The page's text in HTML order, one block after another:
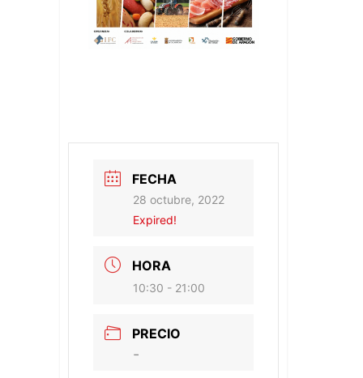
FECHA
28 octubre, 2022
Expired!
HORA
10:30 - 21:00
PRECIO
-